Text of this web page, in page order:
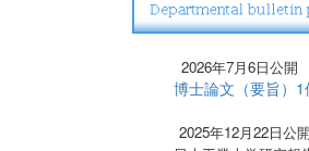
2026年7月6日公開
博士論文（要旨）1
2025年12月22日公開